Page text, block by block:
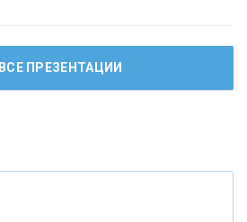
деньгами при цифровом
ВСЕ ПРЕЗЕНТАЦИИ